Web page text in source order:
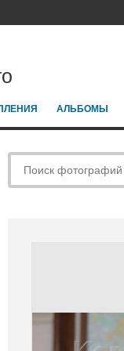
АЛЬБОМЫ